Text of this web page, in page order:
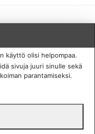
rights
English
käyttö olisi helpompaa.
sivuja juuri sinulle sekä
parantamiseksi.